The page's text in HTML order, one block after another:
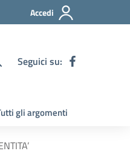
Accedi
Seguici su:
gli argomenti